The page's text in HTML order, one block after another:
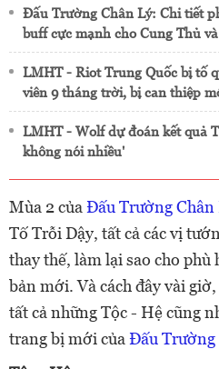
Đấu Trường Chân Lý: Chi tiết
buff cực mạnh cho Cung Thủ
LMHT - Riot Trung Quốc bị tố
viên 9 tháng trời, bị can thiệp
LMHT - Wolf dự đoán kết quả
không nói nhiều'
Mùa 2 của Đấu Trường Chân
Tố Trỗi Dậy, tất cả các vị
thay thế, làm lại sao cho phù
bản mới. Và cách đây vài giờ,
tất cả những Tộc - Hệ cũng
trang bị mới của Đấu Trường